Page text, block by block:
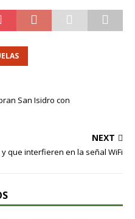
San Isidro con
NEXT
que interfieren en la señal WiFi